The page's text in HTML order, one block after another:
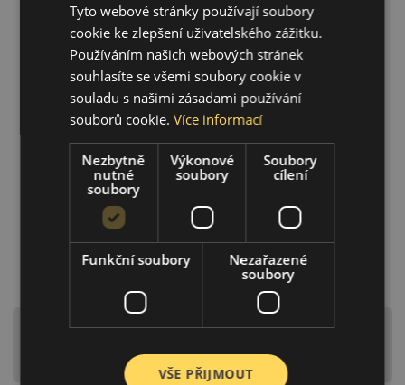
Upozornění! Hodnoty na štítku jsou pouze
is EU štítky ve smyslu dosud platné (předchozí) legislativy.
Tyto webové stránky používají soubory
cookie ke zlepšení uživatelského zážitku.
Používáním našich webových stránek
souhlasíte se všemi soubory cookie v
souladu s našimi zásadami používání
souborů cookie.Více informací
Nezbytně
nutné
soubory
Výkonové
soubory
Soubory
cílení
Funkční soubory
Nezařazené
soubory
VŠE PŘIJMOUT